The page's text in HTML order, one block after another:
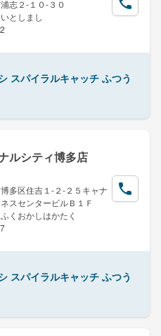
志２-１０-３０
としまし
スパイラルキャッチ ふつう
ルシティ博多店
多区住吉１-２-２５キャナ
スセンタービルＢ１Ｆ
くおかしはかたく
スパイラルキャッチ ふつう